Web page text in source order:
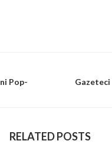
Pop-
Gazeteci
RELATED POSTS